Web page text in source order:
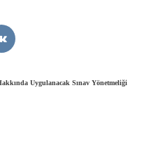
Uygulanacak Sınav Yönetmeliği